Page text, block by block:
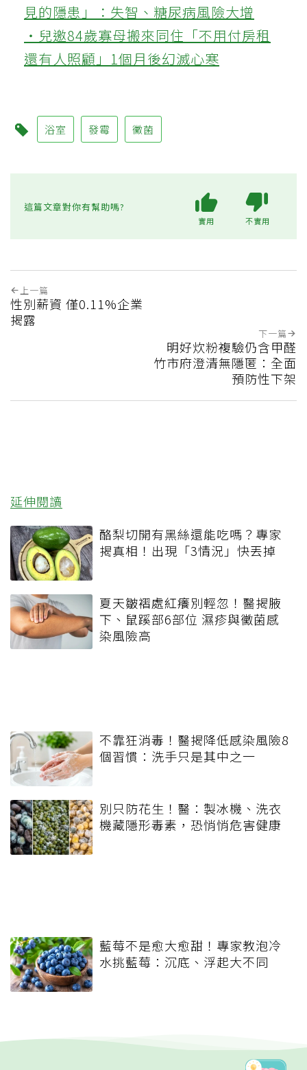
見的隱患」：失智、糖尿病風險大增
‧兒邀84歲寡母搬來同住「不用付房租
還有人照顧」1個月後幻滅心寒
浴室 發霉 黴菌
這篇文章對你有幫助嗎?
實用 不實用
上一篇
性別薪資 僅0.11%企業
揭露
下一篇
明好炊粉複驗仍含甲醛
竹市府澄清無隱匿：全面
預防性下架
延伸閱讀
酪梨切開有黑絲還能吃嗎？專家
揭真相！出現「3情況」快丟掉
夏天皺褶處紅癢別輕忽！醫揭腋
下、鼠蹊部6部位 濕疹與黴菌感
染風險高
不靠狂消毒！醫揭降低感染風險8
個習慣：洗手只是其中之一
別只防花生！醫：製冰機、洗衣
機藏隱形毒素，恐悄悄危害健康
藍莓不是愈大愈甜！專家教泡冷
水挑藍莓：沉底、浮起大不同